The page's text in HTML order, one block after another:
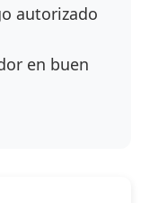
autorizado
en buen